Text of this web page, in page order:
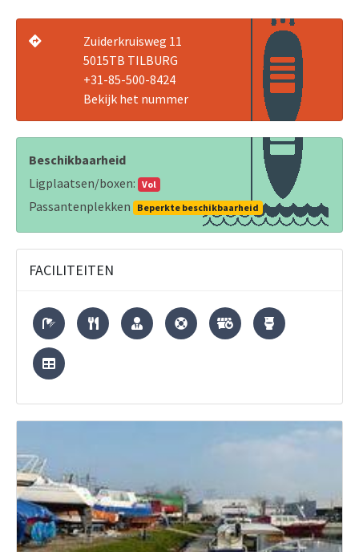
Zuiderkruisweg 11
5015TB TILBURG
+31-85-500-8424
Bekijk het nummer
Beschikbaarheid
Ligplaatsen/boxen: Vol
Passantenplekken Beperkte beschikbaarheid
FACILITEITEN